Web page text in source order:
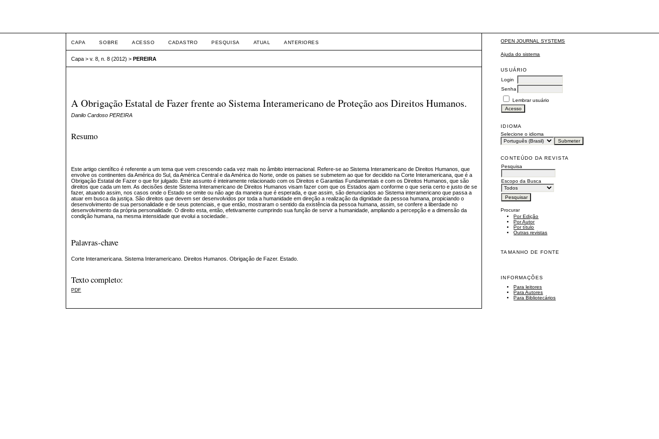
OPEN JOURNAL SYSTEMS
Ajuda do sistema
USUÁRIO
Login
Senha
Lembrar usuário
IDIOMA
Selecione o idioma
CONTEÚDO DA REVISTA
Pesquisa
Escopo da Busca
Procurar
Por Edição
Por Autor
Por título
Outras revistas
TAMANHO DE FONTE
INFORMAÇÕES
Para leitores
Para Autores
Para Bibliotecários
CAPA SOBRE ACESSO CADASTRO PESQUISA ATUAL ANTERIORES
Capa >v. 8, n. 8 (2012) >PEREIRA
A Obrigação Estatal de Fazer frente ao Sistema Interamericano de Proteção aos Direitos Humanos.
Danilo Cardoso PEREIRA
Resumo
Este artigo científico é referente a um tema que vem crescendo cada vez mais no âmbito internacional. Refere-se ao Sistema Interamericano de Direitos Humanos, que
envolve os continentes da América do Sul, da América Central e da América do Norte, onde os paises se submetem ao que for decidido na Corte Interamericana, que é a
Obrigação Estatal de Fazer o que for julgado. Este assunto é inteiramente relacionado com os Direitos e Garantias Fundamentais e com os Direitos Humanos, que são
direitos que cada um tem. As decisões deste Sistema Interamericano de Direitos Humanos visam fazer com que os Estados ajam conforme o que seria certo e justo de se
fazer, atuando assim, nos casos onde o Estado se omite ou não age da maneira que é esperada, e que assim, são denunciados ao Sistema interamericano que passa a
atuar em busca da justiça. São direitos que devem ser desenvolvidos por toda a humanidade em direção a realização da dignidade da pessoa humana, propiciando o
desenvolvimento de sua personalidade e de seus potenciais, e que então, mostraram o sentido da existência da pessoa humana, assim, se confere a liberdade no
desenvolvimento da própria personalidade. O direito esta, então, efetivamente cumprindo sua função de servir a humanidade, ampliando a percepção e a dimensão da
condição humana, na mesma intensidade que evolui a sociedade..
Palavras-chave
Corte Interamericana. Sistema Interamericano. Direitos Humanos. Obrigação de Fazer. Estado.
Texto completo:
PDF